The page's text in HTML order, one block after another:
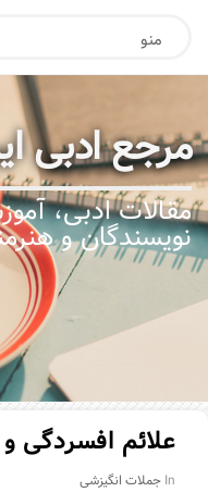
منو
مرجع ادبی
مقالات ادبی،
نویسندگان و
علائم افسردگی
In جملات انگیزشی